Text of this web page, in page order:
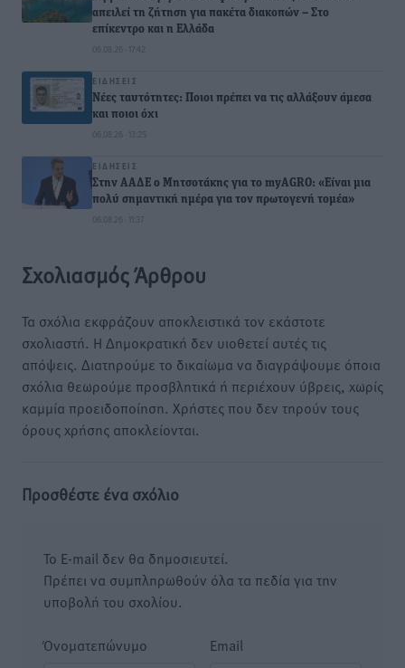
απειλεί τη ζήτηση για πακέτα διακοπών – Στο
επίκεντρο και η Ελλάδα
06.08.26 · 17:42
ΕΙΔΉΣΕΙΣ
Νέες ταυτότητες: Ποιοι πρέπει να τις αλλάξουν άμεσα
και ποιοι όχι
06.08.26 · 13:25
ΕΙΔΉΣΕΙΣ
Στην ΑΑΔΕ ο Μητσοτάκης για το myAGRO: «Είναι μια
πολύ σημαντική ημέρα για τον πρωτογενή τομέα»
06.08.26 · 11:37
Σχολιασμός Άρθρου
Τα σχόλια εκφράζουν αποκλειστικά τον εκάστοτε
σχολιαστή. Η Δημοκρατική δεν υιοθετεί αυτές τις
απόψεις. Διατηρούμε το δικαίωμα να διαγράψουμε όποια
σχόλια θεωρούμε προσβλητικά ή περιέχουν ύβρεις, χωρίς
καμμία προειδοποίηση. Χρήστες που δεν τηρούν τους
όρους χρήσης αποκλείονται.
Προσθέστε ένα σχόλιο
Το E-mail δεν θα δημοσιευτεί.
Πρέπει να συμπληρωθούν όλα τα πεδία για την
υποβολή του σχολίου.
Όνοματεπώνυμο Email